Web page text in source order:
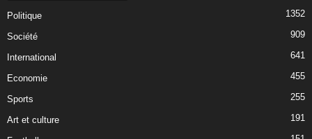
Politique 1352
Société 909
International 641
Economie 455
Sports 255
Art et culture 191